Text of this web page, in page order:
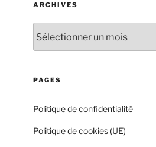
ARCHIVES
PAGES
Politique de confidentialité
Politique de cookies (UE)